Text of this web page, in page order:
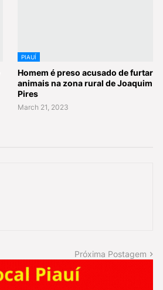
PIAUÍ
Homem é preso acusado de furtar
animais na zona rural de Joaquim
Pires
March 21, 2023
Próxima Postagem